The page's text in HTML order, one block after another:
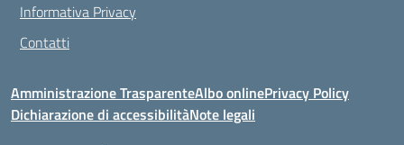
Informativa Privacy
Contatti
Amministrazione TrasparenteAlbo onlinePrivacy Policy
Dichiarazione di accessibilitàNote legali